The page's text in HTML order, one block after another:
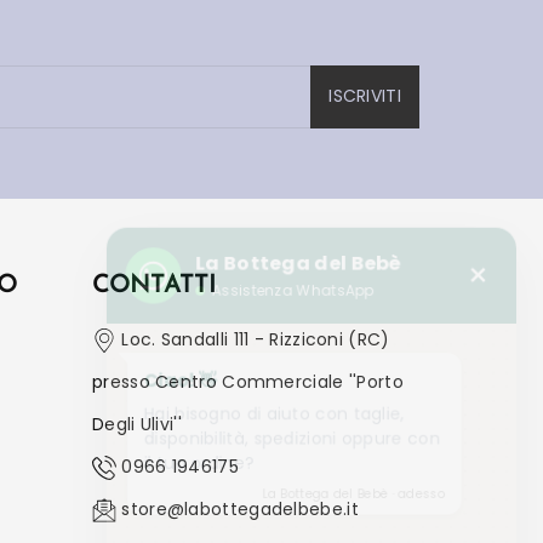
ISCRIVITI
CONTATTI
Loc. Sandalli 111 - Rizziconi (RC)
presso Centro Commerciale ''Porto
Degli Ulivi''
0966 1946175
store@labottegadelbebe.it
La Bottega del Bebè
Assistenza WhatsApp ×
Ciao! 👋
Hai bisogno di aiuto con taglie,
disponibilità, spedizioni oppure con
il tuo ordine?